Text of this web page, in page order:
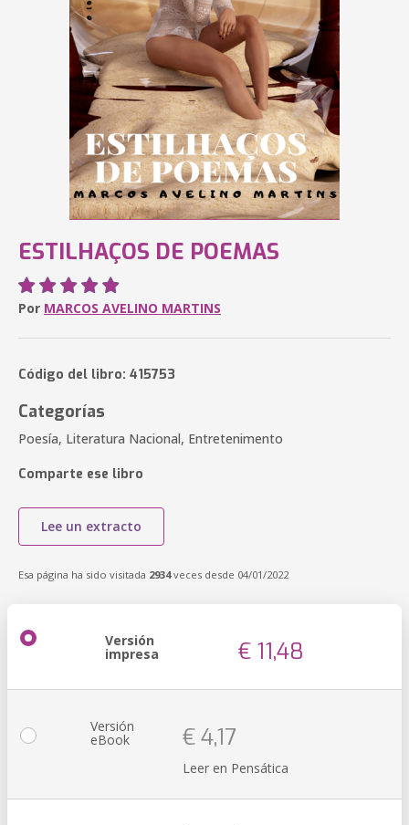
ESTILHAÇOS DE POEMAS
Por MARCOS AVELINO MARTINS
Código del libro: 415753
Categorías
Poesía, Literatura Nacional, Entretenimento
Comparte ese libro
Lee un extracto
Esa página ha sido visitada 2934veces desde 04/01/2022
Versión
impresa € 11,48
Versión
eBook € 4,17
Leer en Pensática